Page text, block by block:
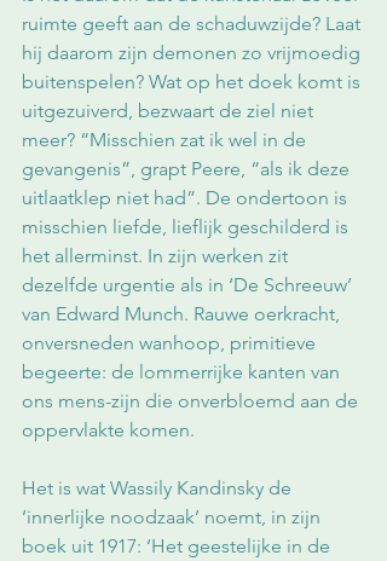
ruimte geeft aan de schaduwzijde? Laat
hij daarom zijn demonen zo vrijmoedig
buitenspelen? Wat op het doek komt is
uitgezuiverd, bezwaart de ziel niet
meer? “Misschien zat ik wel in de
gevangenis”, grapt Peere, “als ik deze
uitlaatklep niet had”. De ondertoon is
misschien liefde, lieflijk geschilderd is
het allerminst. In zijn werken zit
dezelfde urgentie als in ‘De Schreeuw’
van Edward Munch. Rauwe oerkracht,
onversneden wanhoop, primitieve
begeerte: de lommerrijke kanten van
ons mens-zijn die onverbloemd aan de
oppervlakte komen.
Het is wat Wassily Kandinsky de
‘innerlijke noodzaak’ noemt, in zijn
boek uit 1917: ‘Het geestelijke in de